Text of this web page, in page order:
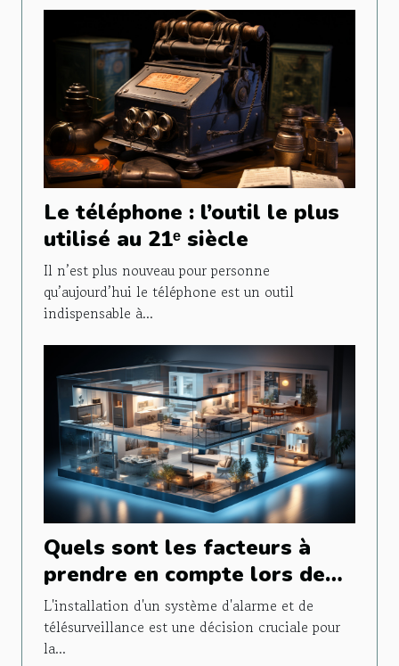
Le téléphone : l’outil le plus
utilisé au 21ᵉ siècle
Il n’est plus nouveau pour personne
qu’aujourd’hui le téléphone est un outil
indispensable à...
Quels sont les facteurs à
prendre en compte lors de
l'installation d'un système
d'alarme et de
télésurveillance ?
L'installation d'un système d'alarme et de
télésurveillance est une décision cruciale pour
la...